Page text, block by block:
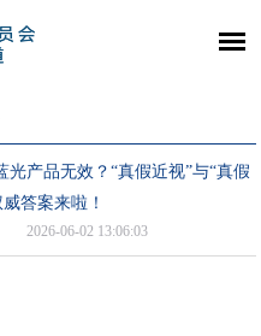
产品无效？“真假近视”与“真假
答案来啦！
2026-06-02 13:06:03